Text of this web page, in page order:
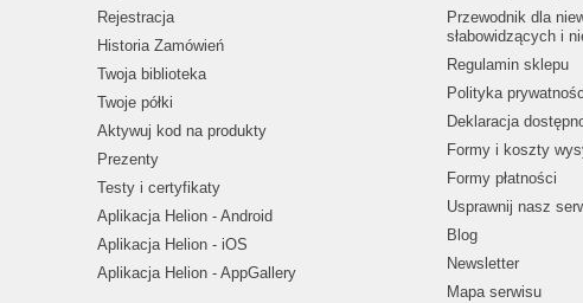
Rejestracja
Historia Zamówień
Twoja biblioteka
Twoje półki
Aktywuj kod na produkty
Prezenty
Testy i certyfikaty
Aplikacja Helion - Android
Aplikacja Helion - iOS
Aplikacja Helion - AppGallery
Przewodnik dla
słabowidzących i
Regulamin sklepu
Polityka
Deklaracja
Formy i koszty
Formy płatności
Usprawnij nasz
Blog
Newsletter
Mapa serwisu